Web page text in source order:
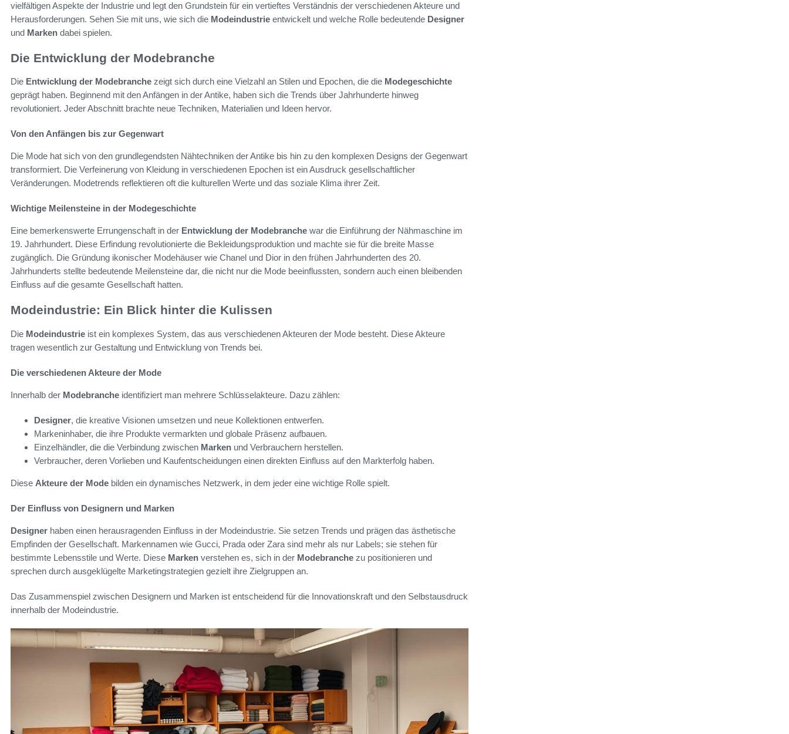
vielfältigen Aspekte der Industrie und legt den Grundstein für ein vertieftes Verständnis der verschiedenen Akteure und
Herausforderungen. Sehen Sie mit uns, wie sich die Modeindustrie entwickelt und welche Rolle bedeutende Designer
und Marken dabei spielen.
Die Entwicklung der Modebranche
Die Entwicklung der Modebranche zeigt sich durch eine Vielzahl an Stilen und Epochen, die die Modegeschichte
geprägt haben. Beginnend mit den Anfängen in der Antike, haben sich die Trends über Jahrhunderte hinweg
revolutioniert. Jeder Abschnitt brachte neue Techniken, Materialien und Ideen hervor.
Von den Anfängen bis zur Gegenwart
Die Mode hat sich von den grundlegendsten Nähtechniken der Antike bis hin zu den komplexen Designs der Gegenwart
transformiert. Die Verfeinerung von Kleidung in verschiedenen Epochen ist ein Ausdruck gesellschaftlicher
Veränderungen. Modetrends reflektieren oft die kulturellen Werte und das soziale Klima ihrer Zeit.
Wichtige Meilensteine in der Modegeschichte
Eine bemerkenswerte Errungenschaft in der Entwicklung der Modebranche war die Einführung der Nähmaschine im
19. Jahrhundert. Diese Erfindung revolutionierte die Bekleidungsproduktion und machte sie für die breite Masse
zugänglich. Die Gründung ikonischer Modehäuser wie Chanel und Dior in den frühen Jahrhunderten des 20.
Jahrhunderts stellte bedeutende Meilensteine dar, die nicht nur die Mode beeinflussten, sondern auch einen bleibenden
Einfluss auf die gesamte Gesellschaft hatten.
Modeindustrie: Ein Blick hinter die Kulissen
Die Modeindustrie ist ein komplexes System, das aus verschiedenen Akteuren der Mode besteht. Diese Akteure
tragen wesentlich zur Gestaltung und Entwicklung von Trends bei.
Die verschiedenen Akteure der Mode
Innerhalb der Modebranche identifiziert man mehrere Schlüsselakteure. Dazu zählen:
Designer, die kreative Visionen umsetzen und neue Kollektionen entwerfen.
Markeninhaber, die ihre Produkte vermarkten und globale Präsenz aufbauen.
Einzelhändler, die die Verbindung zwischen Marken und Verbrauchern herstellen.
Verbraucher, deren Vorlieben und Kaufentscheidungen einen direkten Einfluss auf den Markterfolg haben.
Diese Akteure der Mode bilden ein dynamisches Netzwerk, in dem jeder eine wichtige Rolle spielt.
Der Einfluss von Designern und Marken
Designer haben einen herausragenden Einfluss in der Modeindustrie. Sie setzen Trends und prägen das ästhetische
Empfinden der Gesellschaft. Markennamen wie Gucci, Prada oder Zara sind mehr als nur Labels; sie stehen für
bestimmte Lebensstile und Werte. Diese Marken verstehen es, sich in der Modebranche zu positionieren und
sprechen durch ausgeklügelte Marketingstrategien gezielt ihre Zielgruppen an.
Das Zusammenspiel zwischen Designern und Marken ist entscheidend für die Innovationskraft und den Selbstausdruck
innerhalb der Modeindustrie.